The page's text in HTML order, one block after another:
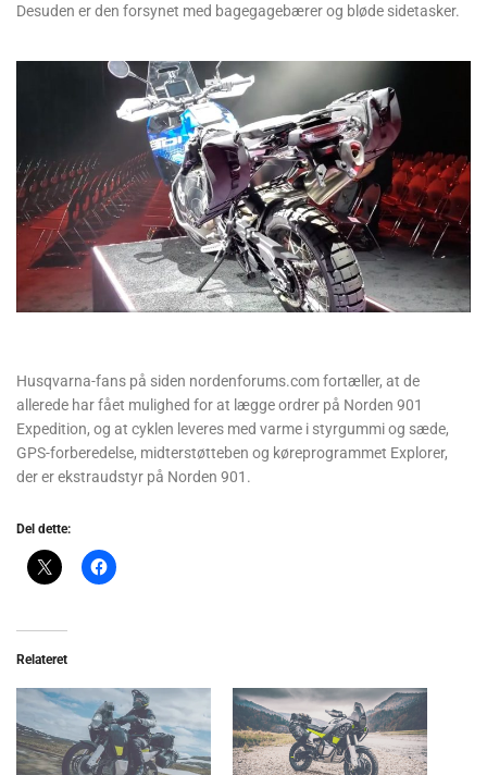
Desuden er den forsynet med bagegagebærer og bløde sidetasker.
Husqvarna-fans på siden nordenforums.com fortæller, at de
allerede har fået mulighed for at lægge ordrer på Norden 901
Expedition, og at cyklen leveres med varme i styrgummi og sæde,
GPS-forberedelse, midterstøtteben og køreprogrammet Explorer,
der er ekstraudstyr på Norden 901.
Del dette:
Relateret